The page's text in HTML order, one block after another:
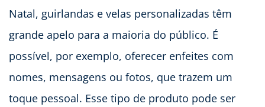
Natal, guirlandas e velas personalizadas têm
grande apelo para a maioria do público. É
possível, por exemplo, oferecer enfeites com
nomes, mensagens ou fotos, que trazem um
toque pessoal. Esse tipo de produto pode ser